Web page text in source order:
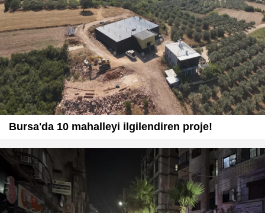
Bursa'da 10 mahalleyi ilgilendiren proje!